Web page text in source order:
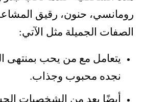
رومانسي، حنون، رقيق
الصفات الجميلة مثل الآتي:
يتعامل مع من يحب بمنتهى
نجده محبوب وجذاب.
أيضًا يعد من الشخصيات